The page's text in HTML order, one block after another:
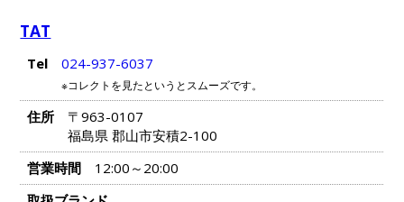
TAT
Tel 024-937-6037
※コレクトを見たというとスムーズです。
住所
〒963-0107
福島県 郡山市安積2-100
営業時間
12:00～20:00